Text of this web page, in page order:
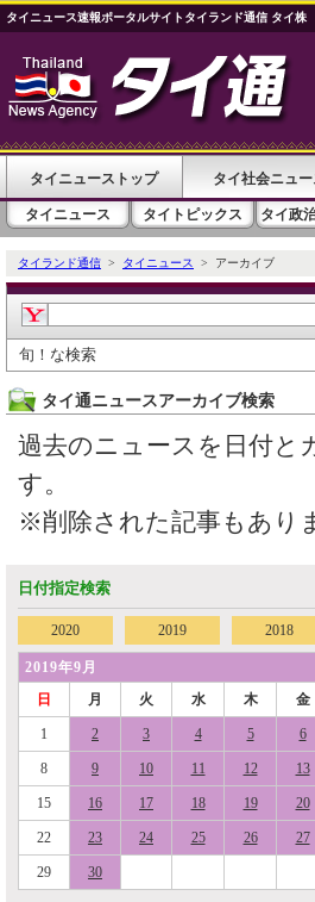
タイニュース速報ポータルサイトタイランド通信 タイ
タイニューストップ タイ社会ニュー
タイニュース タイトピックス タイ政
タイランド通信 > タイニュース > アーカイブ
旬！な検索
タイ通ニュースアーカイブ検索
過去のニュースを日付と
す。
※削除された記事もあり
日付指定検索
2020 2019 2018
2019年9月
日
月 火 水 木 金
1 2 3 4 5 6
8 9 10 11 12 13
15 16 17 18 19 20
22 23 24 25 26 27
29 30